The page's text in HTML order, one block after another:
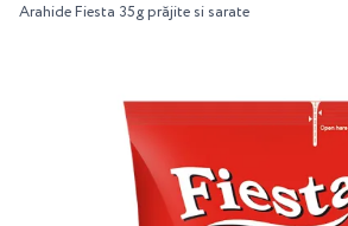
Arahide Fiesta 35g prăjite si sarate